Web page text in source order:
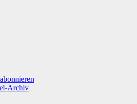
Archiv